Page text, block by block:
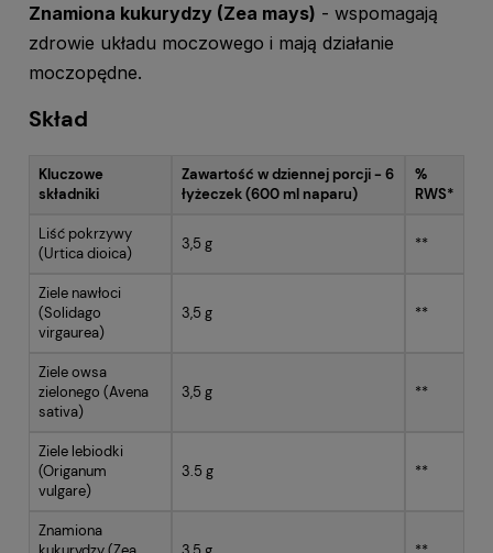
Znamiona kukurydzy (Zea mays) - wspomagają
zdrowie układu moczowego i mają działanie
moczopędne.
Skład
Kluczowe
składniki
Zawartość w dziennej porcji - 6
łyżeczek (600 ml naparu)
%
RWS*
Liść pokrzywy
(Urtica dioica)
3,5 g **
Ziele nawłoci
(Solidago
virgaurea)
3,5 g **
Ziele owsa
zielonego (Avena
sativa)
3,5 g **
Ziele lebiodki
(Origanum
vulgare)
3.5 g **
Znamiona